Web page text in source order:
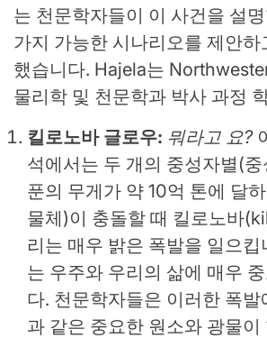
는 천문학자들이 이 사건을 설
가지 가능한 시나리오를 제안하
했습니다. Hajela는
물리학 및 천문학과 박사 과정
킬로노바 글로우: 뭐라고 요?
석에서는 두 개의 중성자별(
푼의 무게가 약 10억 톤에 달
물체)이 충돌할 때 킬로노바
리는 매우 밝은 폭발을 일으
는 우주와 우리의 삶에 매우
다. 천문학자들은 이러한 폭발
과 같은 중요한 원소와 광물이